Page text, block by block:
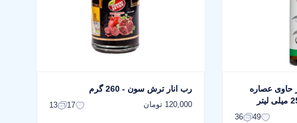
حاوی عصاره
49
36
رب انار ترش سون - 260 گرم
120,000 تومان 17
13